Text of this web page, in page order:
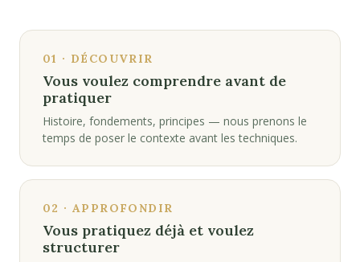
01 · DÉCOUVRIR
Vous voulez comprendre avant de
pratiquer
Histoire, fondements, principes — nous prenons le
temps de poser le contexte avant les techniques.
02 · APPROFONDIR
Vous pratiquez déjà et voulez
structurer